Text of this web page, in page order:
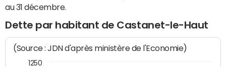
au 31 décembre.
Dette par habitant de Castanet-le-Haut
(Source : JDN d'après ministère de l'Economie)
1250